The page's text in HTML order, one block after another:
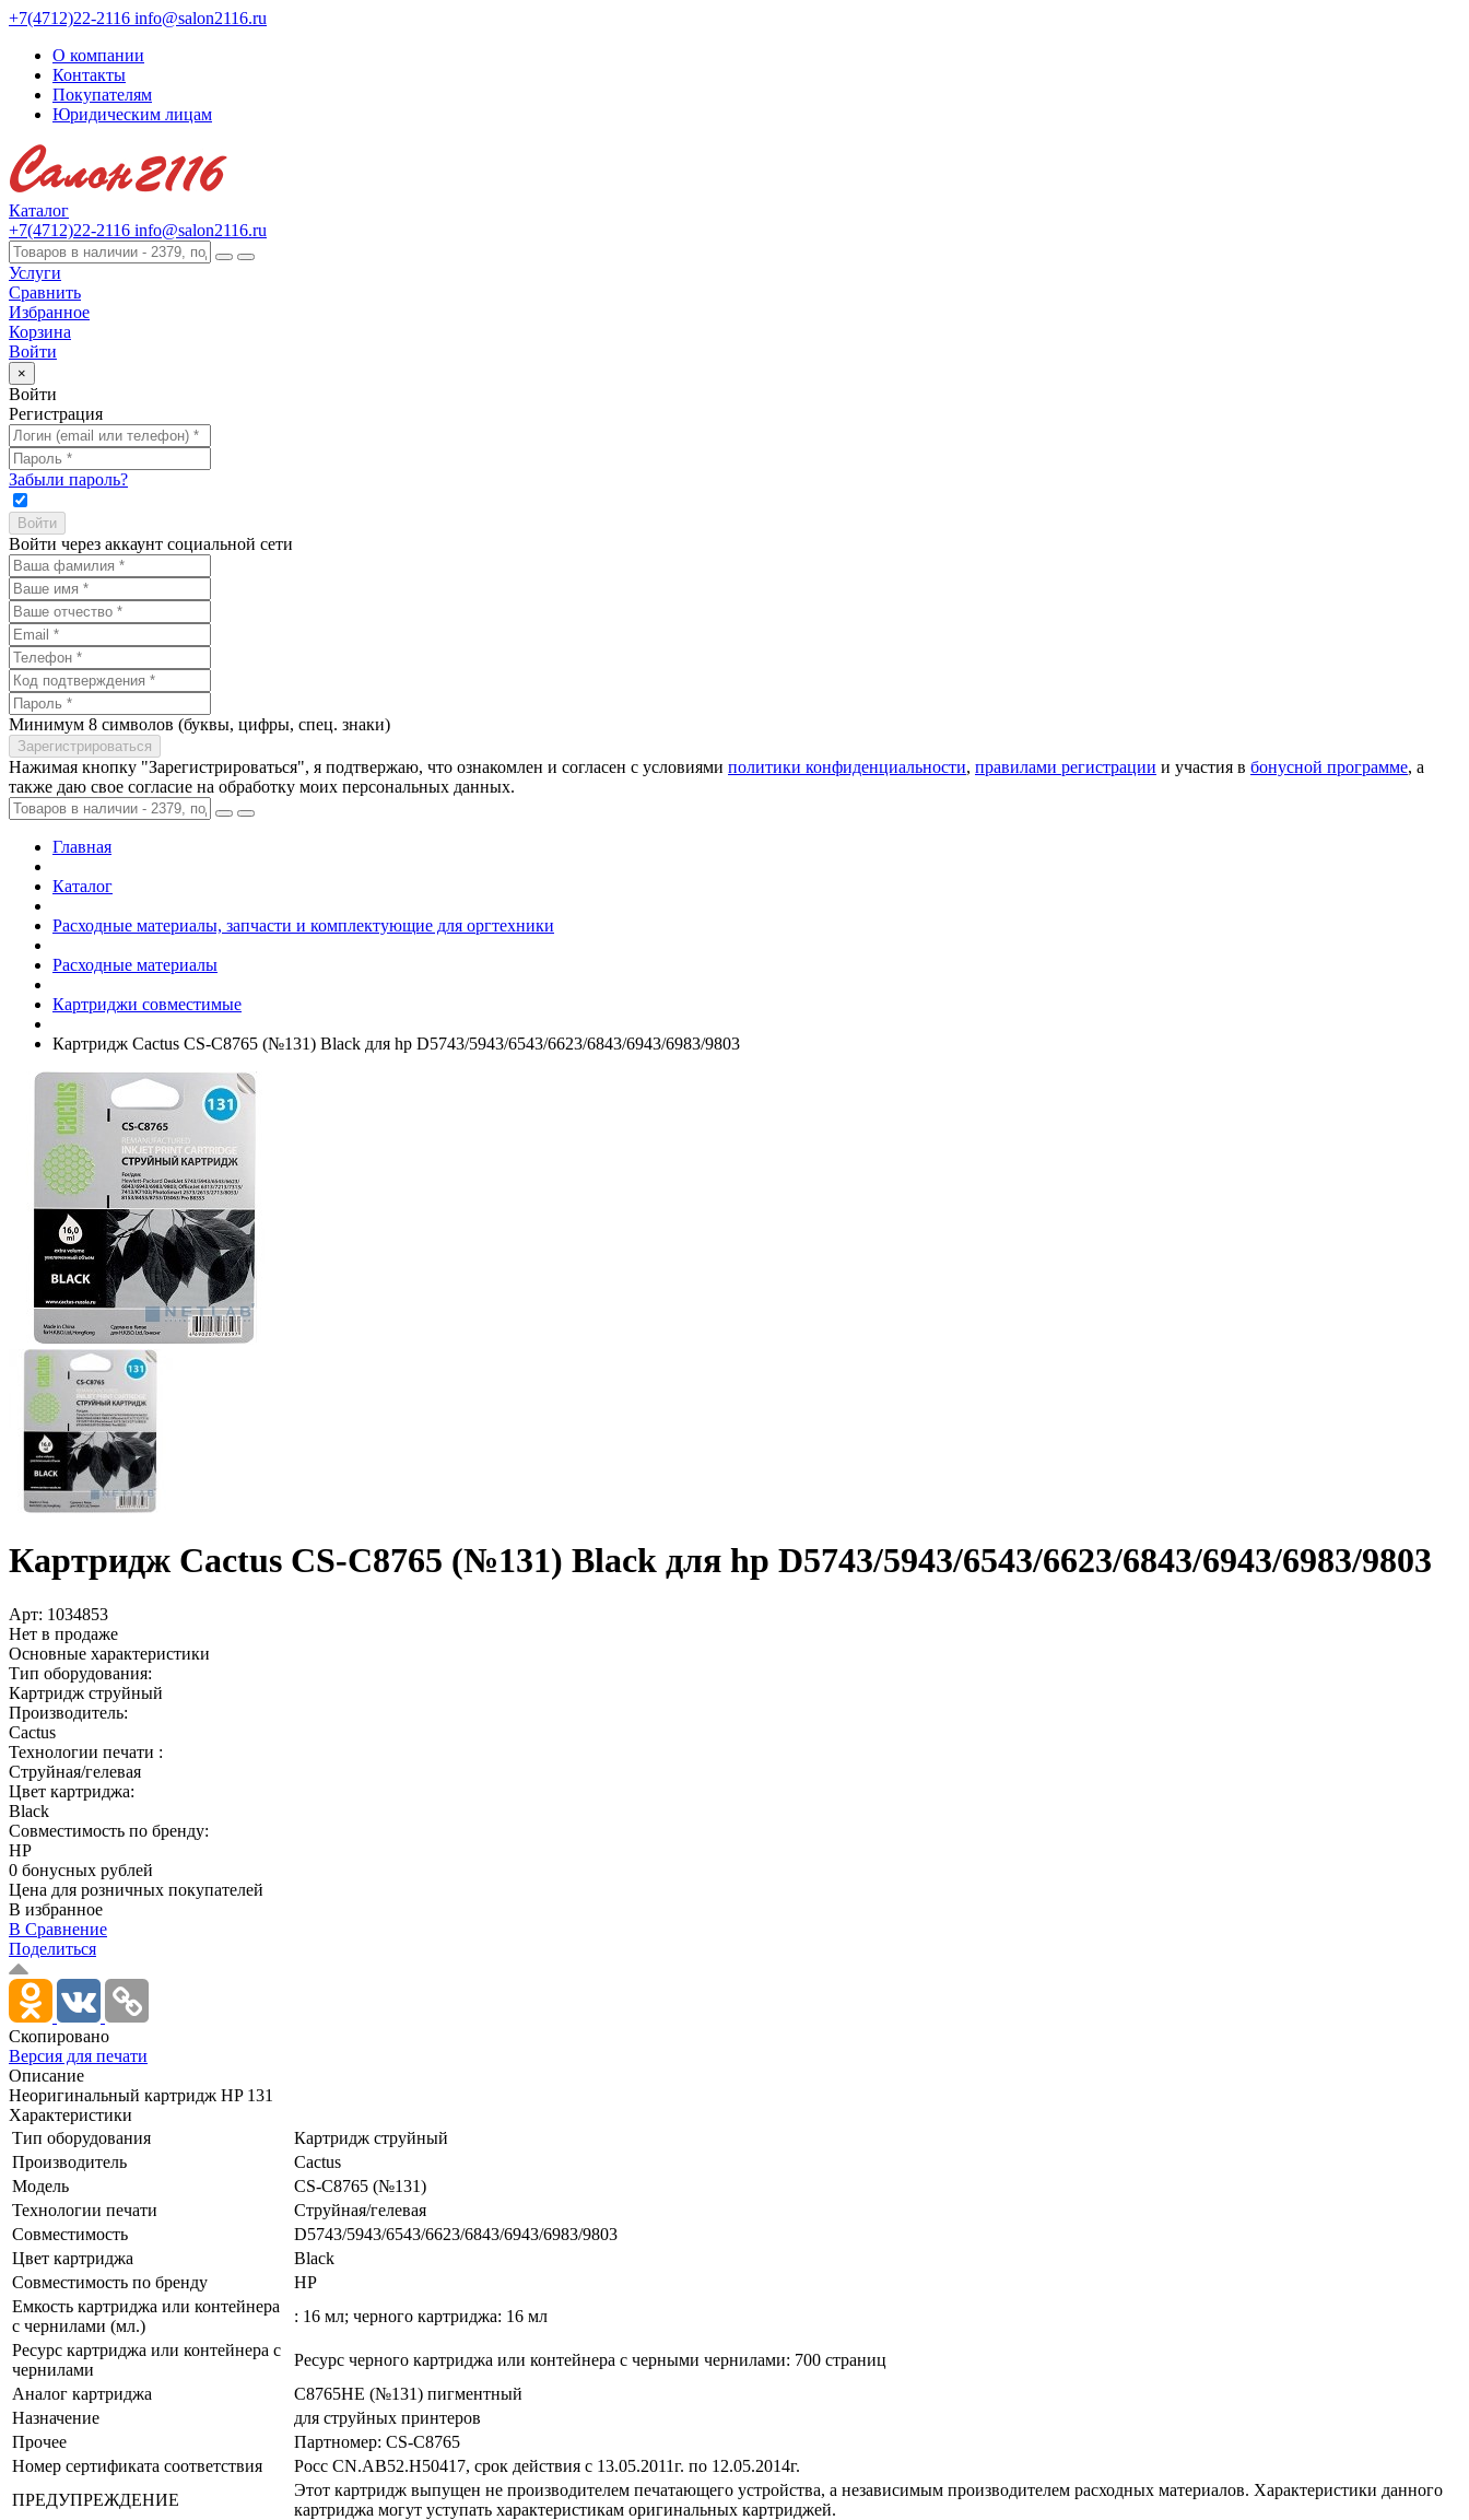
+7(4712)22-2116 info@salon2116.ru
О компании
Контакты
Покупателям
Юридическим лицам
Каталог
+7(4712)22-2116 info@salon2116.ru
Услуги
Сравнить
Избранное
Корзина
Войти
×
Войти
Регистрация
Забыли пароль?
Войти через аккаунт социальной сети
Минимум 8 символов (буквы, цифры, спец. знаки)
Нажимая кнопку "Зарегистрироваться", я подтвержаю, что ознакомлен и согласен с условиями политики конфиденциальности, правилами регистрации и участия в бонусной программе, а
также даю свое согласие на обработку моих персональных данных.
Главная
Каталог
Расходные материалы, запчасти и комплектующие для оргтехники
Расходные материалы
Картриджи совместимые
Картридж Cactus CS-C8765 (№131) Black для hp D5743/­5943/­6543/­6623/­6843/­6943/­6983/­9803
Картридж Cactus CS-C8765 (№131) Black для hp D5743/­5943/­6543/­6623/­6843/­6943/­6983/­9803
Арт: 1034853
Нет в продаже
Основные характеристики
Тип оборудования:
Картридж струйный
Производитель:
Cactus
Технологии печати :
Струйная/гелевая
Цвет картриджа:
Black
Совместимость по бренду:
HP
0 бонусных рублей
Цена для розничных покупателей
В избранное
В Сравнение
Поделиться
Скопировано
Версия для печати
Описание
Неоригинальный картридж HP 131
Характеристики
Тип оборудования
Картридж струйный
Производитель
Cactus
Модель
CS-C8765 (№131)
Технологии печати
Струйная/­гелевая
Совместимость
D5743/­5943/­6543/­6623/­6843/­6943/­6983/­9803
Цвет картриджа
Black
Совместимость по бренду
HP
Емкость картриджа или контейнера
c чернилами (мл.)
: 16 мл; черного картриджа: 16 мл
Ресурс картриджа или контейнера с
чернилами
Ресурс черного картриджа или контейнера с черными чернилами: 700 страниц
Аналог картриджа
C8765HE (№131) пигментный
Назначение
для струйных принтеров
Прочее
Партномер: CS-C8765
Номер сертификата соответствия
Росс CN.AB52.Н50417, срок действия с 13.05.2011г. по 12.05.2014г.
ПРЕДУПРЕЖДЕНИЕ
Этот картридж выпущен не производителем печатающего устройства, а независимым производителем расходных материалов. Характеристики данного
картриджа могут уступать характеристикам оригинальных картриджей.